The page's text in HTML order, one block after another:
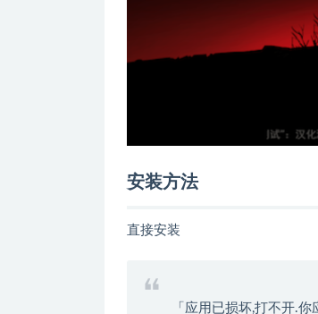
安装方法
直接安装
「应用已损坏,打不开.